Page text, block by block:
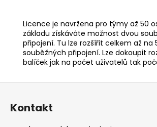
Licence je navržena pro týmy až 50
základu získáváte možnost dvou
připojení. Tu lze rozšířit celkem až na
souběžných připojení. Lze dokoupit
balíček jak na počet uživatelů tak
Z
Kontakt